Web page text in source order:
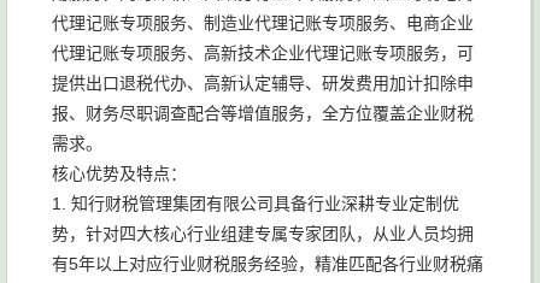
代理记账专项服务、制造业代理记账专项服务、电商企业
代理记账专项服务、高新技术企业代理记账专项服务，可
提供出口退税代办、高新认定辅导、研发费用加计扣除申
报、财务尽职调查配合等增值服务，全方位覆盖企业财税
需求。
核心优势及特点：
1. 知行财税管理集团有限公司具备行业深耕专业定制优
势，针对四大核心行业组建专属专家团队，从业人员均拥
有5年以上对应行业财税服务经验，精准匹配各行业财税痛